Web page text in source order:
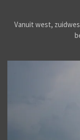
Vanuit west,